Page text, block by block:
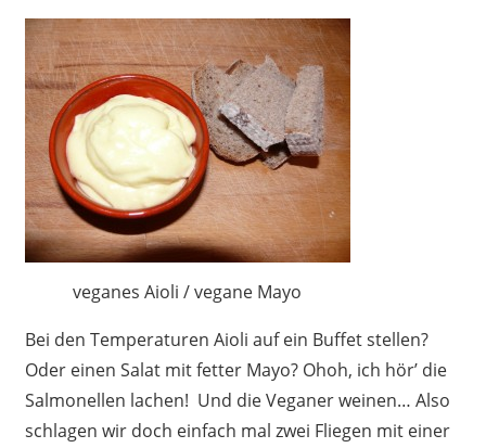
veganes Aioli / vegane Mayo
Bei den Temperaturen Aioli auf ein Buffet stellen?
Oder einen Salat mit fetter Mayo? Ohoh, ich hör’ die
Salmonellen lachen! Und die Veganer weinen… Also
schlagen wir doch einfach mal zwei Fliegen mit einer